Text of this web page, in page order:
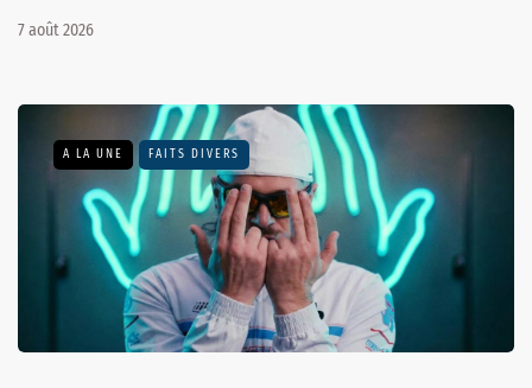
7 août 2026
A LA UNE FAITS DIVERS